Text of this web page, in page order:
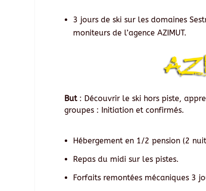
3 jours de ski sur les domaines
moniteurs de l’agence AZIMUT.
But: Découvrir le ski hors piste,
groupes : Initiation et confirmés.
Hébergement en 1/2 pension (2
Repas du midi sur les pistes.
Forfaits remontées mécaniques 3